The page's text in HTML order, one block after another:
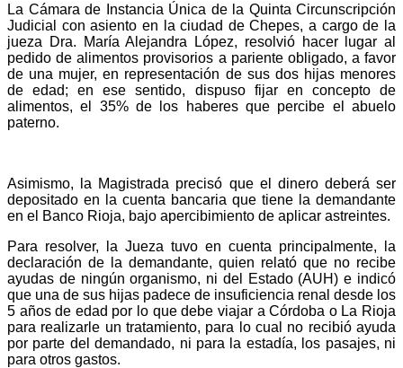
La Cámara de Instancia Única de la Quinta Circunscripción
Judicial con asiento en la ciudad de Chepes, a cargo de la
jueza Dra. María Alejandra López, resolvió hacer lugar al
pedido de alimentos provisorios a pariente obligado, a favor
de una mujer, en representación de sus dos hijas menores
de edad; en ese sentido, dispuso fijar en concepto de
alimentos, el 35% de los haberes que percibe el abuelo
paterno.
Asimismo, la Magistrada precisó que el dinero deberá ser
depositado en la cuenta bancaria que tiene la demandante
en el Banco Rioja, bajo apercibimiento de aplicar astreintes.
Para resolver, la Jueza tuvo en cuenta principalmente, la
declaración de la demandante, quien relató que no recibe
ayudas de ningún organismo, ni del Estado (AUH) e indicó
que una de sus hijas padece de insuficiencia renal desde los
5 años de edad por lo que debe viajar a Córdoba o La Rioja
para realizarle un tratamiento, para lo cual no recibió ayuda
por parte del demandado, ni para la estadía, los pasajes, ni
para otros gastos.